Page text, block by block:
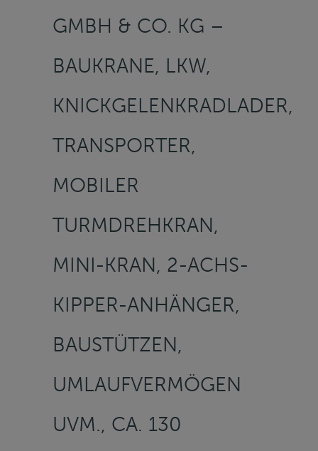
GMBH & CO. KG –
BAUKRANE, LKW,
KNICKGELENKRADLADER,
TRANSPORTER,
MOBILER
TURMDREHKRAN,
MINI-KRAN, 2-ACHS-
KIPPER-ANHÄNGER,
BAUSTÜTZEN,
UMLAUFVERMÖGEN
UVM., CA. 130